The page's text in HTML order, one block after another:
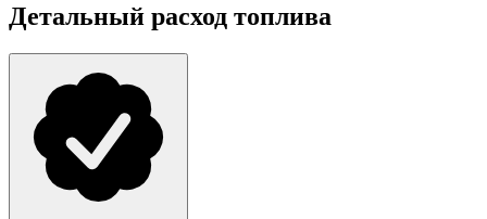
Детальный расход топлива